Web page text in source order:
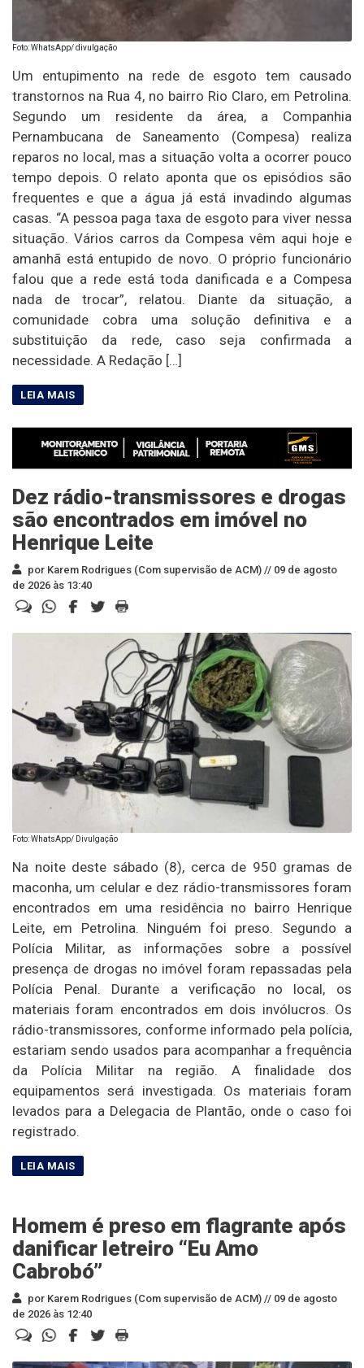
Foto: WhatsApp/ divulgação
Um entupimento na rede de esgoto tem causado
transtornos na Rua 4, no bairro Rio Claro, em Petrolina.
Segundo um residente da área, a Companhia
Pernambucana de Saneamento (Compesa) realiza
reparos no local, mas a situação volta a ocorrer pouco
tempo depois. O relato aponta que os episódios são
frequentes e que a água já está invadindo algumas
casas. “A pessoa paga taxa de esgoto para viver nessa
situação. Vários carros da Compesa vêm aqui hoje e
amanhã está entupido de novo. O próprio funcionário
falou que a rede está toda danificada e a Compesa
nada de trocar”, relatou. Diante da situação, a
comunidade cobra uma solução definitiva e a
substituição da rede, caso seja confirmada a
necessidade. A Redação […]
Dez rádio-transmissores e drogas
são encontrados em imóvel no
Henrique Leite
por Karem Rodrigues (Com supervisão de ACM) // 09 de agosto
de 2026 às 13:40
Foto: WhatsApp/ Divulgação
Na noite deste sábado (8), cerca de 950 gramas de
maconha, um celular e dez rádio-transmissores foram
encontrados em uma residência no bairro Henrique
Leite, em Petrolina. Ninguém foi preso. Segundo a
Polícia Militar, as informações sobre a possível
presença de drogas no imóvel foram repassadas pela
Polícia Penal. Durante a verificação no local, os
materiais foram encontrados em dois invólucros. Os
rádio-transmissores, conforme informado pela polícia,
estariam sendo usados para acompanhar a frequência
da Polícia Militar na região. A finalidade dos
equipamentos será investigada. Os materiais foram
levados para a Delegacia de Plantão, onde o caso foi
registrado.
Homem é preso em flagrante após
danificar letreiro “Eu Amo
Cabrobó”
por Karem Rodrigues (Com supervisão de ACM) // 09 de agosto
de 2026 às 12:40